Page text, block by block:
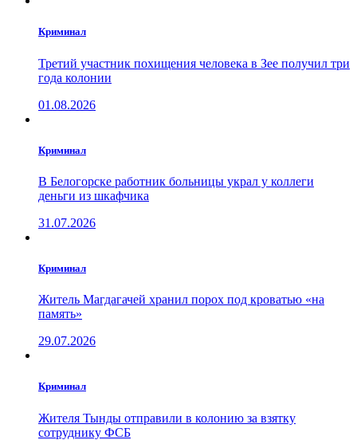
Криминал
Третий участник похищения человека в Зее получил три
года колонии
01.08.2026
Криминал
В Белогорске работник больницы украл у коллеги
деньги из шкафчика
31.07.2026
Криминал
Житель Магдагачей хранил порох под кроватью «на
память»
29.07.2026
Криминал
Жителя Тынды отправили в колонию за взятку
сотруднику ФСБ